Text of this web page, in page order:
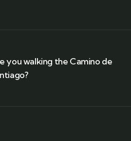
you walking the Camino de